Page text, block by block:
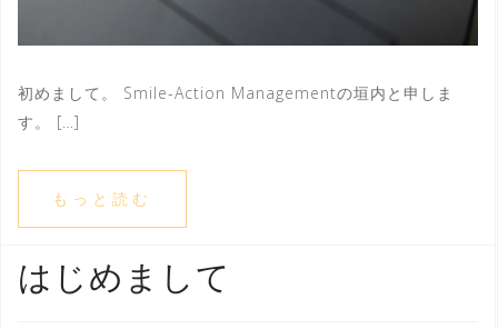
初めまして。 Smile-Action Managementの垣内と申しま
す。 […]
もっと読む
はじめまして